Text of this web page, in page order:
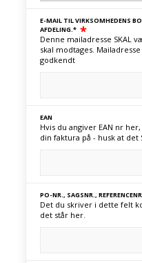
E-MAIL TIL VIRKSOMHEDENS
AFDELING.* *
Denne mailadresse SKAL
skal modtages.
godkendt
EAN
Hvis du angiver EAN nr
din faktura på - husk at det
PO-NR., SAGSNR.,
Det du skriver i dette felt
det står her.